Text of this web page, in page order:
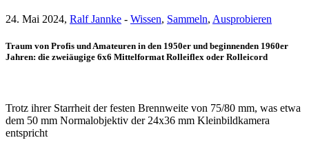
24. Mai 2024, Ralf Jannke - Wissen, Sammeln, Ausprobieren
Traum von Profis und Amateuren in den 1950er und beginnenden 1960er
Jahren: die zweiäugige 6x6 Mittelformat Rolleiflex oder Rolleicord
Trotz ihrer Starrheit der festen Brennweite von 75/80 mm, was etwa
dem 50 mm Normalobjektiv der 24x36 mm Kleinbildkamera
entspricht